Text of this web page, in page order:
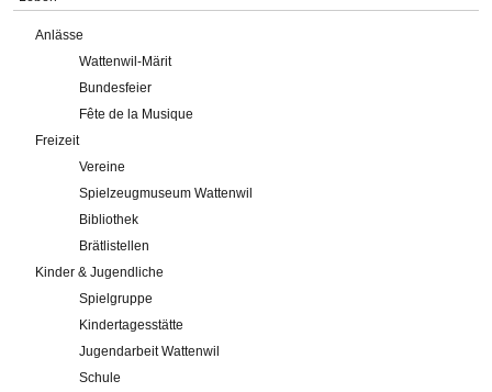
Anlässe
Wattenwil-Märit
Bundesfeier
Fête de la Musique
Freizeit
Vereine
Spielzeugmuseum Wattenwil
Bibliothek
Brätlistellen
Kinder & Jugendliche
Spielgruppe
Kindertagesstätte
Jugendarbeit Wattenwil
Schule